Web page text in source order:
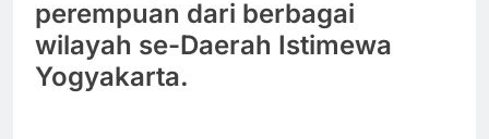
perempuan dari berbagai
wilayah se-Daerah Istimewa
Yogyakarta.